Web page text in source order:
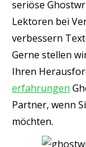
seriöse
Lektoren bei
verbessern
Gerne stellen
Ihren
erfahrungen
Partner, wenn
möchten.